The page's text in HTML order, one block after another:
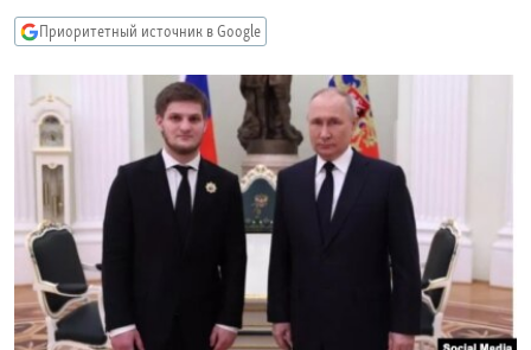
Вернутся
поиску
КАВКАЗ.РЕАЛИИ
СЕВЕР.РЕАЛИИ
СИБИРЬ.РЕАЛИИ
РАСПИСАНИЕ ВЕЩАНИЯ
ПОДПИШИТЕСЬ НА РАССЫЛКУ
СОЦИАЛЬНЫЕ СЕТИ
Приоритетный источник в Google